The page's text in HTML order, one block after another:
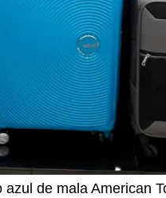
de mala American